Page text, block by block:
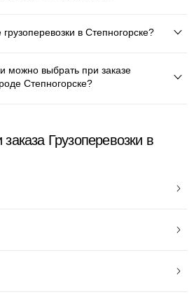
в Степногорске?
можно выбрать при заказе
Степногорске?
Грузоперевозки в